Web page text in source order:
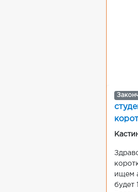
ищем
будет